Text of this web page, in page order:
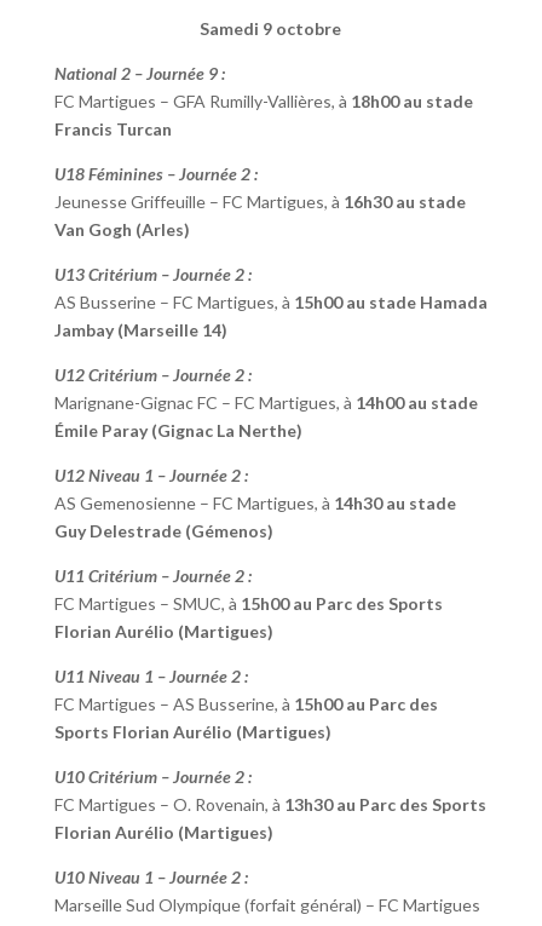
Samedi 9 octobre
National 2 – Journée 9 :
FC Martigues – GFA Rumilly-Vallières, à 18h00 au stade
Francis Turcan
U18 Féminines – Journée 2 :
Jeunesse Griffeuille – FC Martigues, à 16h30 au stade
Van Gogh (Arles)
U13 Critérium – Journée 2 :
AS Busserine – FC Martigues, à 15h00 au stade Hamada
Jambay (Marseille 14)
U12 Critérium – Journée 2 :
Marignane-Gignac FC – FC Martigues, à 14h00 au stade
Émile Paray (Gignac La Nerthe)
U12 Niveau 1 – Journée 2 :
AS Gemenosienne – FC Martigues, à 14h30 au stade
Guy Delestrade (Gémenos)
U11 Critérium – Journée 2 :
FC Martigues – SMUC, à 15h00 au Parc des Sports
Florian Aurélio (Martigues)
U11 Niveau 1 – Journée 2 :
FC Martigues – AS Busserine, à 15h00 au Parc des
Sports Florian Aurélio (Martigues)
U10 Critérium – Journée 2 :
FC Martigues – O. Rovenain, à 13h30 au Parc des Sports
Florian Aurélio (Martigues)
U10 Niveau 1 – Journée 2 :
Marseille Sud Olympique (forfait général) – FC Martigues